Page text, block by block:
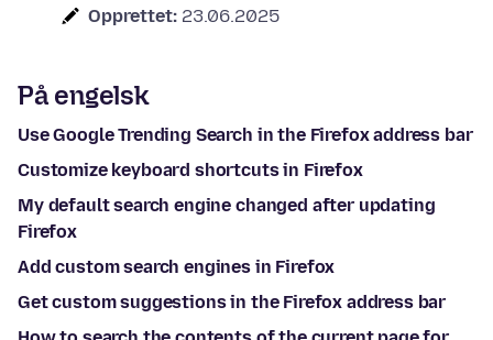
Opprettet: 23.06.2025
På engelsk
Use Google Trending Search in the Firefox address bar
Customize keyboard shortcuts in Firefox
My default search engine changed after updating
Firefox
Add custom search engines in Firefox
Get custom suggestions in the Firefox address bar